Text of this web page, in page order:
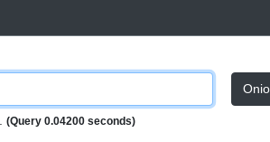
(Query 0.04200 seconds)